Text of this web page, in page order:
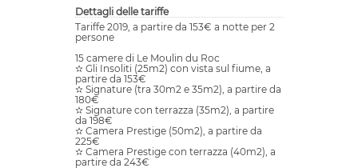
Dettagli delle tariffe
Tariffe 2019, a partire da 153€ a notte per 2
persone
15 camere di Le Moulin du Roc
✫ Gli Insoliti (25m2) con vista sul fiume, a
partire da 153€
✫ Signature (tra 30m2 e 35m2), a partire da
180€
✫ Signature con terrazza (35m2), a partire
da 198€
✫ Camera Prestige (50m2), a partire da
225€
✫ Camera Prestige con terrazza (40m2), a
partire da 243€